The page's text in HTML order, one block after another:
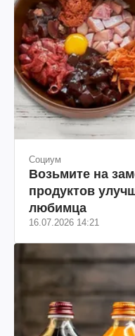
Социум
Возьмите на
продуктов
любимца
16.07.2026 14:21